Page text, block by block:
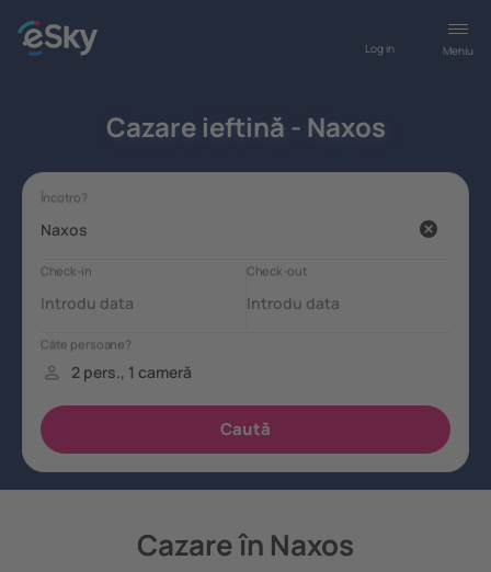
Meniu
Log in
Cazare ieftină - Naxos
Cazare în Naxos